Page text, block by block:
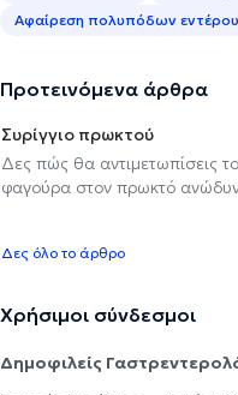
Αφαίρεση πολυπόδων εντέρου
Προτεινόμενα άρθρα
Συρίγγιο πρωκτού
Δες πώς θα αντιμετωπίσεις
φαγούρα στον πρωκτό
Δες όλο το άρθρο
Χρήσιμοι σύνδεσμοι
Δημοφιλείς